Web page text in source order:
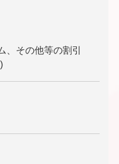
その他等の割引